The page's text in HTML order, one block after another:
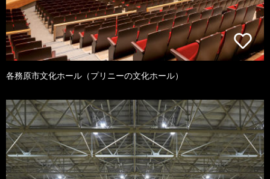
各務原市文化ホール（プリニーの文化ホール）